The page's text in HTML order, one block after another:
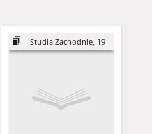
Studia Zachodnie, 19